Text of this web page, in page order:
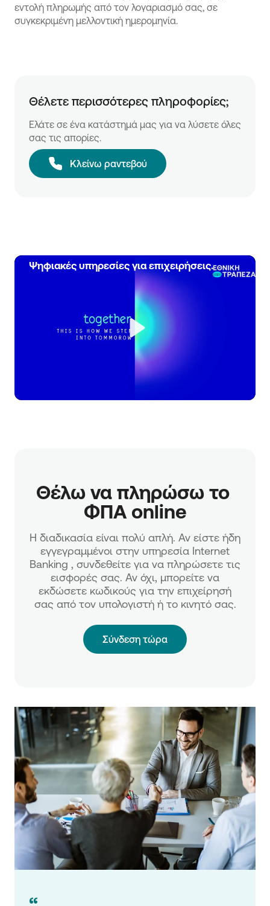
εντολή πληρωμής από τον λογαριασμό σας, σε
συγκεκριμένη μελλοντική ημερομηνία.
Θέλετε περισσότερες πληροφορίες;
Ελάτε σε ένα κατάστημά μας για να λύσετε όλες
σας τις απορίες.
Κλείνω ραντεβού
Play
Ψηφιακές υπηρεσίες για επιχειρήσεις.
Θέλω να πληρώσω το
ΦΠΑ online
H διαδικασία είναι πολύ απλή. Αν είστε ήδη
εγγεγραμμένοι στην υπηρεσία Internet
Banking , συνδεθείτε για να πληρώσετε τις
εισφορές σας. Αν όχι, μπορείτε να
εκδώσετε κωδικούς για την επιχείρησή
σας από τον υπολογιστή ή το κινητό σας.
Σύνδεση τώρα